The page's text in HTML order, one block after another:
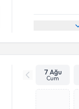
7 Ağu
Cum